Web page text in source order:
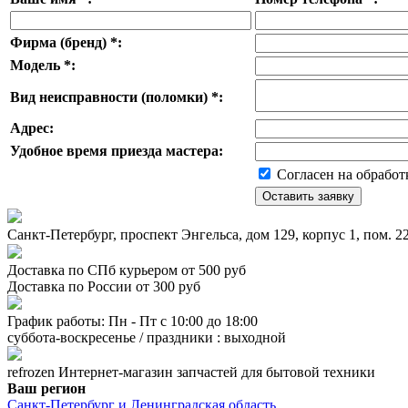
Фирма (бренд) *:
Модель *:
Вид неисправности (поломки) *:
Адрес:
Удобное время приезда мастера:
Согласен на
Санкт-Петербург, проспект Энгельса, дом 129, корпус 1, пом.
Доставка по СПб курьером от 500 руб
Доставка по России от 300 руб
График работы: Пн - Пт с 10:00 до 18:00
суббота-воскресенье / праздники : выходной
refrozen Интернет-магазин запчастей для бытовой техники
Ваш регион